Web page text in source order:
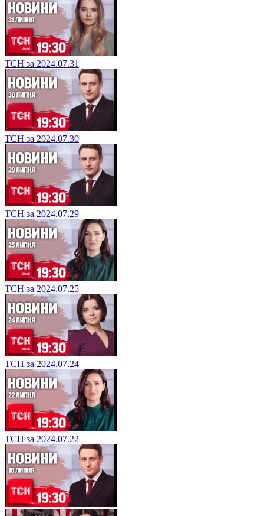
ТСН за 2024.07.31
ТСН за 2024.07.30
ТСН за 2024.07.29
ТСН за 2024.07.25
ТСН за 2024.07.24
ТСН за 2024.07.22